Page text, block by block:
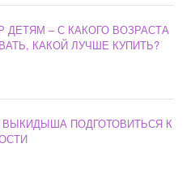
ДЕТЯМ – С КАКОГО ВОЗРАСТА
КАКОЙ ЛУЧШЕ КУПИТЬ?
ВЫКИДЫША ПОДГОТОВИТЬСЯ К